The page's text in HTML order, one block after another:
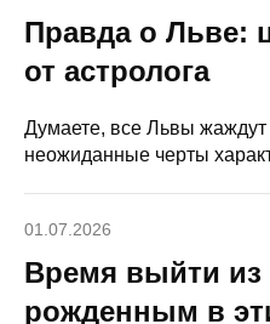
Правда о Льве:
от астролога
Думаете, все Львы жаждут
неожиданные черты
01.07.2026
Время выйти
рожденным в